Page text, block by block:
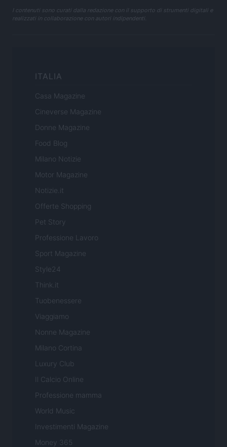
I contenuti sono curati dalla redazione con il supporto di strumenti digitali e
realizzati in collaborazione con autori indipendenti.
ITALIA
Casa Magazine
Cineverse Magazine
Donne Magazine
Food Blog
Milano Notizie
Motor Magazine
Notizie.it
Offerte Shopping
Pet Story
Professione Lavoro
Sport Magazine
Style24
Think.it
Tuobenessere
Viaggiamo
Nonne Magazine
Milano Cortina
Luxury Club
Il Calcio Online
Professione mamma
World Music
Investimenti Magazine
Money 365